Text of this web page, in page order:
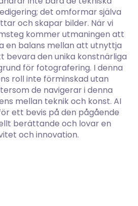
det omformar själva
och skapar bilder. När vi
kommer utmaningen att
en balans mellan att utnyttja
bevara den unika konstnärliga
för fotografering. I denna
roll inte förminskad utan
de navigerar i denna
mellan teknik och konst. AI
ett bevis på den pågående
berättande och lovar en
och innovation.